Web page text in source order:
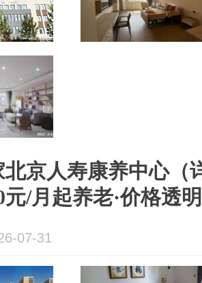
京人寿康养中心（
元/月起养老·价格透明
07-31